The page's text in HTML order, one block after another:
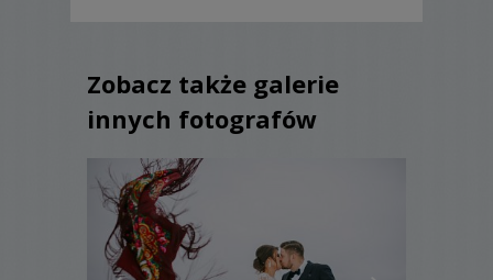
Zobacz także galerie
innych fotografów